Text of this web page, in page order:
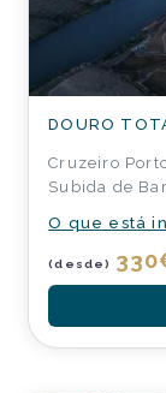
DOURO
Cruzeiro
Subida de
O que está
(desde) 330